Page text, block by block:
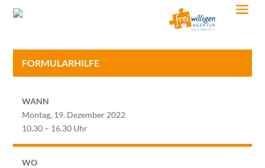
FORMULARHILFE
WANN
Montag, 19. Dezember 2022
10.30 – 16.30 Uhr
WO